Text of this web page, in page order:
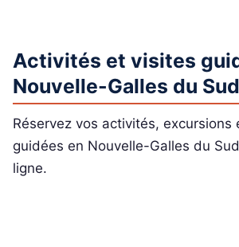
Activités et visites
Nouvelle-Galles du Sud
Réservez vos activités, excursions
guidées en Nouvelle-Galles du
ligne.